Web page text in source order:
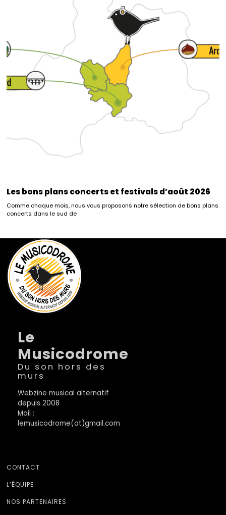
Les bons plans concerts et festivals d’août 2026
Comme chaque mois, nous vous proposons notre sélection de bons plans
concerts dans le sud de
Le
Musicodrome
Du son hors des
murs
Webzine musical alternatif
depuis 2008
Mail :
lemusicodrome(at)gmail.com
CONTACT
L’ÉQUIPE
NOS PARTENAIRES